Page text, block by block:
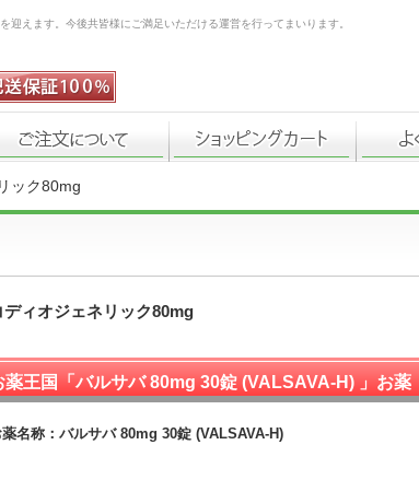
えます。今後共皆様にご満足いただける運営を行ってまいります。
ック80mg
ディオジェネリック80mg
薬王国「バルサバ 80mg 30錠 (VALSAVA-H) 」お薬
明名称： バルサバ 80mg 30錠 (VALSAVA-H)